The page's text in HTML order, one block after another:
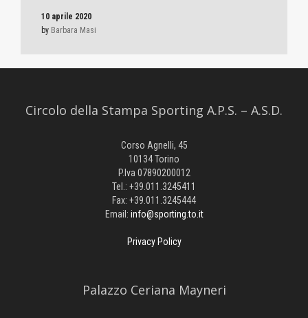
10 aprile 2020
by Barbara Masi
Circolo della Stampa Sporting A.P.S. – A.S.D.
Corso Agnelli, 45
10134 Torino
P.Iva 07890200012
Tel.: +39.011.3245411
Fax: +39.011.3245444
Email: info@sporting.to.it
Privacy Policy
Palazzo Ceriana Mayneri